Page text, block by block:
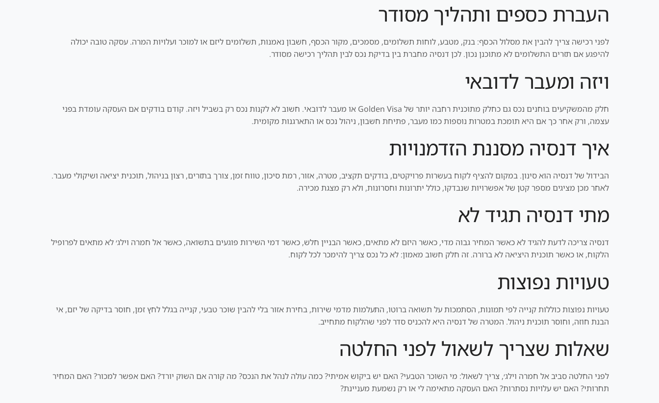
העברת כספים ותהליך מסודר
לפני רכישה צריך להבין את מסלול הכסף: בנק, מטבע, לוחות תשלומים, מסמכים, מקור הכסף, חשבון נאמנות, תשלומים ליזם או למוכר ועלויות המרה. עסקה טובה יכולה
להיפגע אם תזרים התשלומים לא מתוכנן נכון. לכן דנסיה מחברת בין בדיקת נכס לבין תהליך רכישה מסודר.
ויזה ומעבר לדובאי
חלק מהמשקיעים בוחנים נכס גם כחלק מתוכנית רחבה יותר של Golden Visa או מעבר לדובאי. חשוב לא לקנות נכס רק בשביל ויזה. קודם בודקים אם העסקה עומדת בפני
עצמה, ורק אחר כך אם היא תומכת במטרות נוספות כמו מעבר, פתיחת חשבון, ניהול נכס או התארגנות מקומית.
איך דנסיה מסננת הזדמנויות
הבידול של דנסיה הוא סינון. במקום להציף לקוח בעשרות פרויקטים, בודקים תקציב, מטרה, אזור, רמת סיכון, טווח זמן, צורך בתזרים, רצון בניהול, תוכנית יציאה ושיקולי מעבר.
לאחר מכן מציגים מספר קטן של אפשרויות שנבדקו, כולל יתרונות וחסרונות, ולא רק מצגת מכירה.
מתי דנסיה תגיד לא
דנסיה צריכה לדעת להגיד לא כאשר המחיר גבוה מדי, כאשר היזם לא מתאים, כאשר הבניין חלש, כאשר דמי השירות פוגעים בתשואה, כאשר אל חמרה וילג׳ לא מתאים לפרופיל
הלקוח, או כאשר תוכנית היציאה לא ברורה. זה חלק חשוב מאמון: לא כל נכס צריך להימכר לכל לקוח.
טעויות נפוצות
טעויות נפוצות כוללות קנייה לפי תמונות, הסתמכות על תשואה ברוטו, התעלמות מדמי שירות, בחירת אזור בלי להבין שוכר טבעי, קנייה בגלל לחץ זמן, חוסר בדיקה של יזם, אי
הבנת חוזה, וחוסר תוכנית ניהול. המטרה של דנסיה היא להכניס סדר לפני שהלקוח מתחייב.
שאלות שצריך לשאול לפני החלטה
לפני החלטה סביב אל חמרה וילג׳, צריך לשאול: מי השוכר הטבעי? האם יש ביקוש אמיתי? כמה עולה לנהל את הנכס? מה קורה אם השוק יורד? האם אפשר למכור? האם המחיר
תחרותי? האם יש עלויות נסתרות? האם העסקה מתאימה לי או רק נשמעת מעניינת?